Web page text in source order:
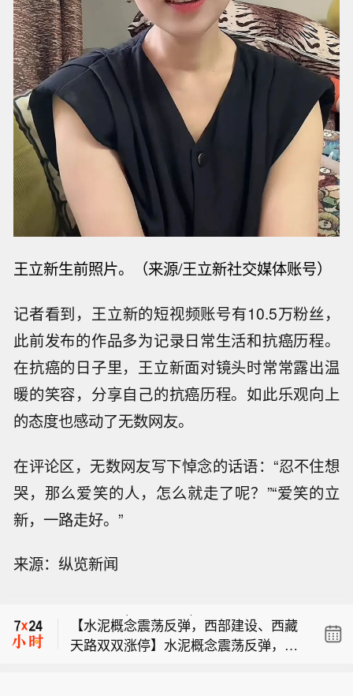
王立新生前照片。（来源/王立新社交媒体账号）
记者看到，王立新的短视频账号有10.5万粉丝，
此前发布的作品多为记录日常生活和抗癌历程。
在抗癌的日子里，王立新面对镜头时常常露出温
暖的笑容，分享自己的抗癌历程。如此乐观向上
的态度也感动了无数网友。
在评论区，无数网友写下悼念的话语：“忍不住想
哭，那么爱笑的人，怎么就走了呢？”“爱笑的立
新，一路走好。”
来源：纵览新闻源涨停】煤炭开采加工板块短线拉升，
走高。
寿(02628.HK)跌1.98%，中国平安(023
18.HK)跌1.72%。
【水泥概念震荡反弹，西部建设、西藏
天路双双涨停】水泥概念震荡反弹，西